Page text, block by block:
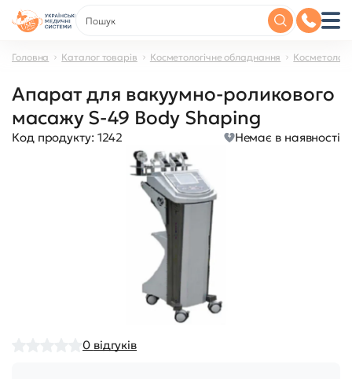
Головна Каталог товарів Косметологічне обладнання
Апарат для вакуумно-роликового
масажу S-49 Body Shaping
Код продукту: 1242 Немає в наявності
0 відгуків